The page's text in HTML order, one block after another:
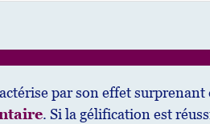
par son effet
. Si la gélification est